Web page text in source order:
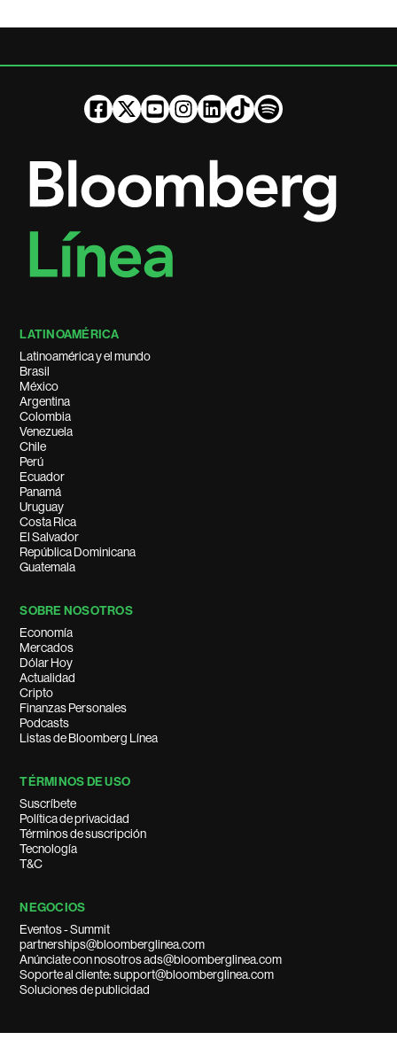
LATINOAMÉRICA
Latinoamérica y el mundo
Brasil
México
Argentina
Colombia
Venezuela
Chile
Perú
Ecuador
Panamá
Uruguay
Costa Rica
El Salvador
República Dominicana
Guatemala
SOBRE NOSOTROS
Economía
Mercados
Dólar Hoy
Actualidad
Cripto
Finanzas Personales
Podcasts
Listas de Bloomberg Línea
TÉRMINOS DE USO
Suscríbete
Política de privacidad
Términos de suscripción
Tecnología
T&C
NEGOCIOS
Eventos - Summit
partnerships@bloomberglinea.com
Anúnciate con nosotros ads@bloomberglinea.com
Soporte al cliente: support@bloomberglinea.com
Soluciones de publicidad